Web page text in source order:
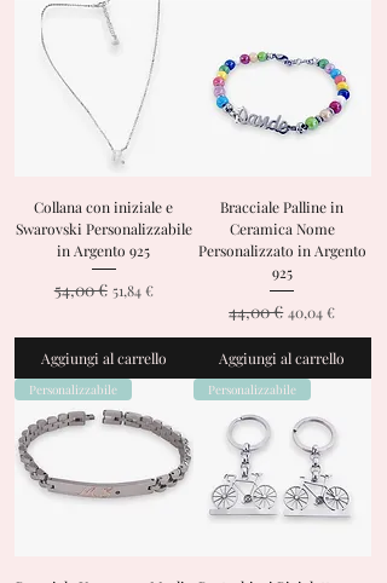
Collana con iniziale e
Swarovski Personalizzabile
in Argento 925
Prezzo regolare
54,00 € Prezzo scontato
51,84 €
Aggiungi al carrello
Bracciale Palline in
Ceramica Nome
Personalizzato in Argento
925
Prezzo regolare
44,00 € Prezzo scontato
40,04 €
Aggiungi al carrello
Personalizzabile Personalizzabile